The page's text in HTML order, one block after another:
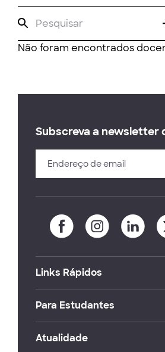
Não foram encontrados
Subscreva a newsletter
Links Rápidos
Para Estudantes
Atualidade